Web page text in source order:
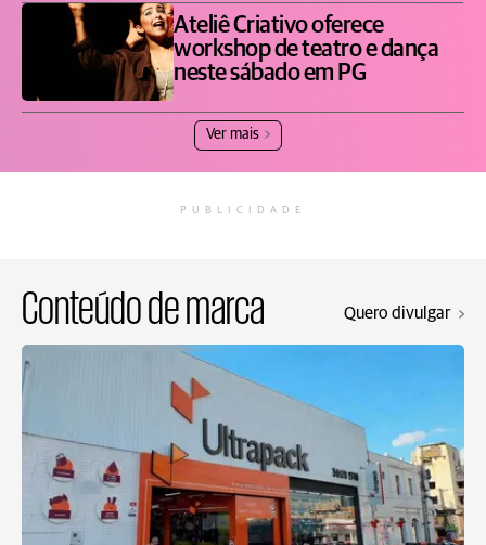
Ateliê Criativo oferece
workshop de teatro e dança
neste sábado em PG
Ver mais
PUBLICIDADE
Conteúdo de marca Quero divulgar